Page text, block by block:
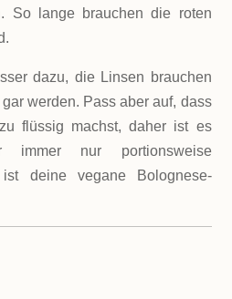
So lange brauchen die roten
dazu, die Linsen brauchen
werden. Pass aber auf, dass
flüssig machst, daher ist es
immer nur portionsweise
deine vegane Bolognese-